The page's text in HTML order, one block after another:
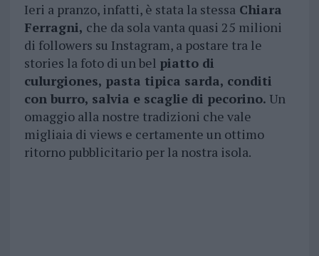
Ieri a pranzo, infatti, è stata la stessaChiara
Ferragni, che da sola vanta quasi 25 milioni
di followers su Instagram, a postare tra le
stories la foto di un bel piatto di
culurgiones, pasta tipica sarda, conditi
con burro, salvia e scaglie di pecorino. Un
omaggio alla nostre tradizioni che vale
migliaia di views e certamente un ottimo
ritorno pubblicitario per la nostra isola.